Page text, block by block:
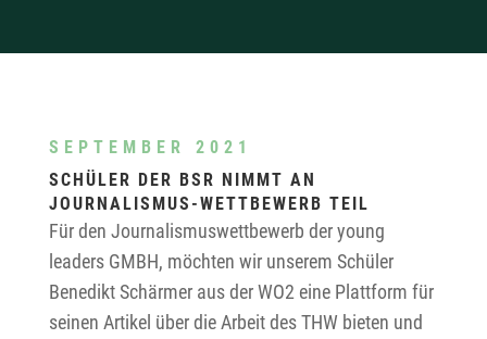
SEPTEMBER 2021
SCHÜLER DER BSR NIMMT AN
JOURNALISMUS-WETTBEWERB TEIL
Für den Journalismuswettbewerb der young
leaders GMBH, möchten wir unserem Schüler
Benedikt Schärmer aus der WO2 eine Plattform für
seinen Artikel über die Arbeit des THW bieten und